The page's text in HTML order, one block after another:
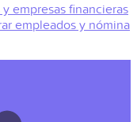
empresas financieras
empleados y nómina